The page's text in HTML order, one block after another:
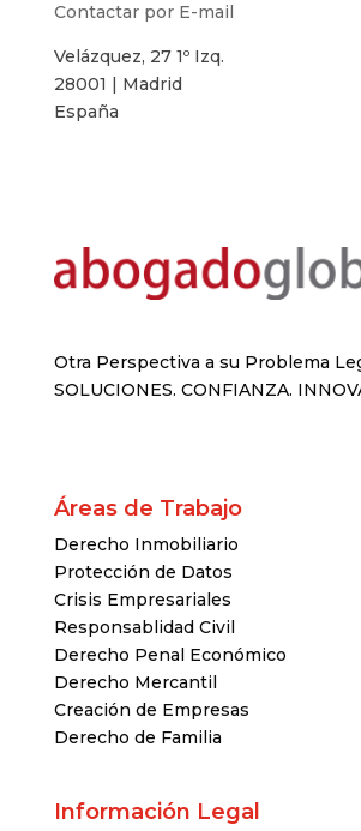
Contactar por E-mail
Velázquez, 27 1º Izq.
28001 | Madrid
España
Otra Perspectiva a su Problema
SOLUCIONES. CONFIANZA.
Áreas de Trabajo
Derecho Inmobiliario
Protección de Datos
Crisis Empresariales
Responsablidad Civil
Derecho Penal Económico
Derecho Mercantil
Creación de Empresas
Derecho de Familia
Información Legal